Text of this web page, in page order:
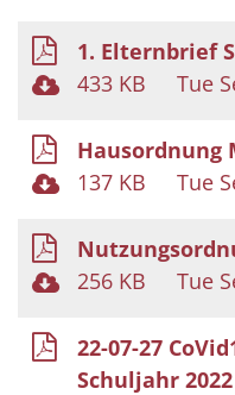
1. Elternbrief
433 KB
Tue
Hausordnung
137 KB
Tue
256 KB
Tue
22-07-27
Schuljahr